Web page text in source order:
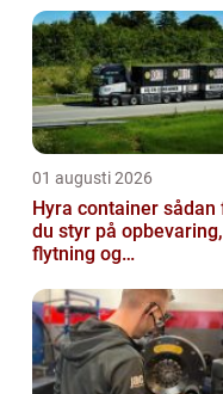
01 augusti 2026
Hyra container sådan får
du styr på opbevaring,
flytning og